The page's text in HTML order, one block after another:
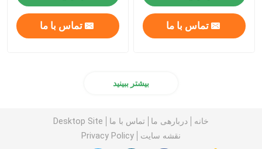
تماس با ما تماس با ما
بیشتر ببینید
خانه دربارهی ما تماس با ما
Desktop Site
نقشه سایت
Privacy Policy